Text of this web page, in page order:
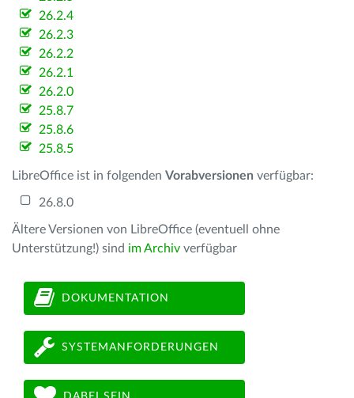
26.2.4
26.2.3
26.2.2
26.2.1
26.2.0
25.8.7
25.8.6
25.8.5
LibreOffice ist in folgenden Vorabversionen verfügbar:
26.8.0
Ältere Versionen von LibreOffice (eventuell ohne
Unterstützung!) sind im Archiv verfügbar
DOKUMENTATION
SYSTEMANFORDERUNGEN